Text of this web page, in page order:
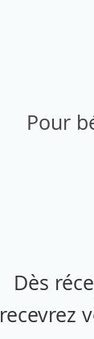
Pour
Dès
recevrez